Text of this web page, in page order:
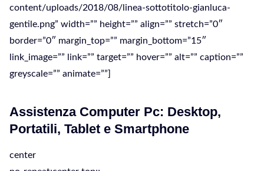
content/uploads/2018/08/linea-sottotitolo-gianluca-
gentile.png” width=”” height=”” align=”” stretch=”0″
border=”0″ margin_top=”” margin_bottom=”15″
link_image=”” link=”” target=”” hover=”” alt=”” caption=””
greyscale=”” animate=””]
Assistenza Computer Pc: Desktop,
Portatili, Tablet e Smartphone
center